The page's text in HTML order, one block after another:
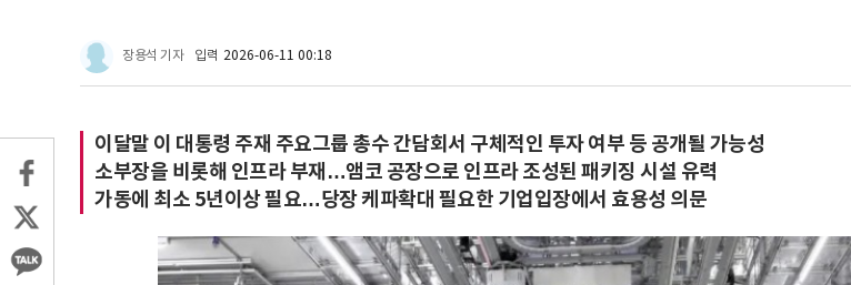
장용석 기자 입력 2026-06-11 00:18
이달말 이 대통령 주재 주요그룹 총수 간담회서 구체적인 투자 여부 등 공개될 가능성
소부장을 비롯해 인프라 부재…앰코 공장으로 인프라 조성된 패키징 시설 유력
가동에 최소 5년이상 필요…당장 케파확대 필요한 기업입장에서 효용성 의문